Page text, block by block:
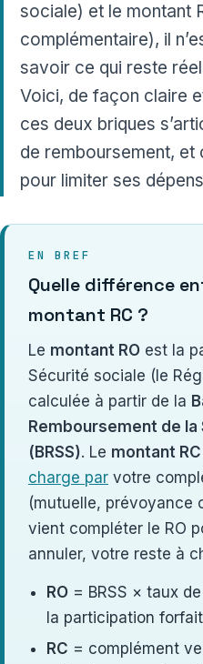
sociale) et le montant
complémentaire), il
savoir ce qui reste
Voici, de façon claire
ces deux briques
de remboursement,
pour limiter ses
EN BREF
Quelle différence
montant RC ?
Le montant RO est la
Sécurité sociale (le
calculée à partir de la
Remboursement de
(BRSS). Le montant RC
charge par votre
(mutuelle, prévoyance
vient compléter le RO
annuler, votre reste à
RO = BRSS × taux
la participation
RC = complément